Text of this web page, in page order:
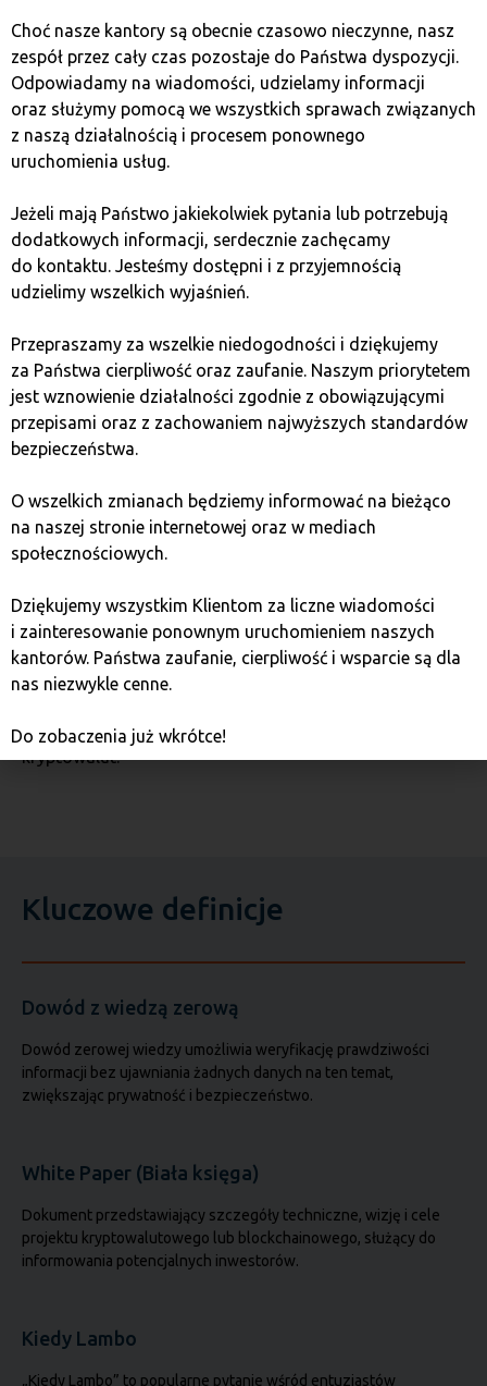
Tether pozostaje jednym z głównych graczy na rynku
stablecoinów, a jego przyszłość zależy w dużej mierze
od tego, jak rozwija się sektor kryptowalut i jakie
regulacje zostaną wprowadzone przez władze.
zgodność z przepisami mogą pomóc Tetherowi
utrzymać swoją dominującą pozycję w ekosystemie
kryptowalut. Jednak w miarę jak pojawiają się nowe
stablecoiny, a rynek kryptowalut nadal ewoluuje, Tether
dalszym wyzwaniom związanym z regulacjami.
Podsumowanie
na rynku kryptowalut, który oferuje stabilność wartości i
jest szeroko stosowany do handlu, przechowywania
wartości oraz realizowania transakcji
amerykańskim, Tether stał się podstawowym
narzędziem w ekosystemie kryptowalutowym, mimo
kontrowersji dotyczących jego przejrzystości oraz
związku z giełdą Bitfinex. Przyszłość Tethera zależy od
się krajobrazu regulacyjnego i technologicznego rynku
kryptowalut.
Kluczowe definicje
Dowód z wiedzą zerową
Dowód zerowej wiedzy umożliwia weryfikację prawdziwości
informacji bez ujawniania żadnych danych na ten temat,
zwiększając prywatność i bezpieczeństwo.
White Paper (Biała księga)
Dokument przedstawiający szczegóły techniczne, wizję i cele
projektu kryptowalutowego lub blockchainowego, służący do
informowania potencjalnych inwestorów.
Kiedy Lambo
„Kiedy Lambo” to popularne pytanie wśród entuzjastów
Choć nasze kantory są obecnie czasowo nieczynne, nasz
zespół przez cały czas pozostaje do Państwa dyspozycji.
Odpowiadamy na wiadomości, udzielamy informacji
oraz służymy pomocą we wszystkich sprawach związanych
z naszą działalnością i procesem ponownego
uruchomienia usług.
Jeżeli mają Państwo jakiekolwiek pytania lub potrzebują
dodatkowych informacji, serdecznie zachęcamy
do kontaktu. Jesteśmy dostępni i z przyjemnością
udzielimy wszelkich wyjaśnień.
Przepraszamy za wszelkie niedogodności i dziękujemy
za Państwa cierpliwość oraz zaufanie. Naszym priorytetem
jest wznowienie działalności zgodnie z obowiązującymi
przepisami oraz z zachowaniem najwyższych standardów
bezpieczeństwa.
O wszelkich zmianach będziemy informować na bieżąco
na naszej stronie internetowej oraz w mediach
społecznościowych.
Dziękujemy wszystkim Klientom za liczne wiadomości
i zainteresowanie ponownym uruchomieniem naszych
kantorów. Państwa zaufanie, cierpliwość i wsparcie są dla
nas niezwykle cenne.
Do zobaczenia już wkrótce!